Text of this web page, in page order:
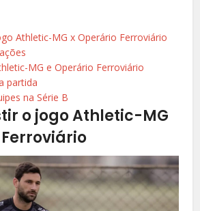
Athletic-MG x Operário Ferroviário
MG e Operário Ferroviário
partida
na Série B
o jogo Athletic-MG